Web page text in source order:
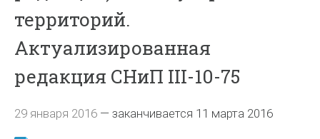
территорий.
Актуализированная
редакция СНиП III-10-75
29 января 2016 —заканчивается 11 марта 2016